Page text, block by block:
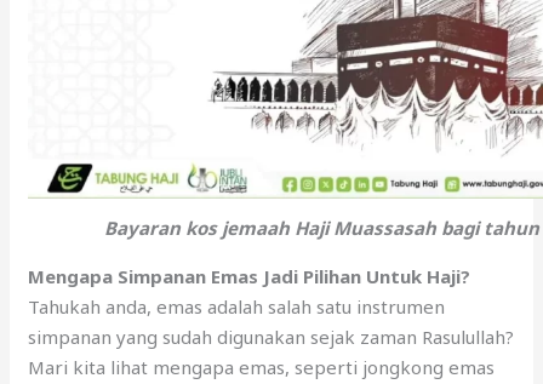
Bayaran kos jemaah Haji Muassasah bagi tahun
Mengapa Simpanan Emas Jadi Pilihan Untuk Haji?
Tahukah anda, emas adalah salah satu instrumen
simpanan yang sudah digunakan sejak zaman Rasulullah?
Mari kita lihat mengapa emas, seperti jongkong emas